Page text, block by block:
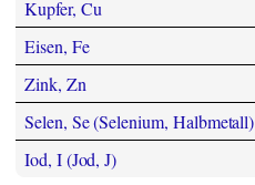
Kupfer, Cu
Eisen, Fe
Zink, Zn
Selen, Se (Selenium, Halbmetall)
Iod, I (Jod, J)